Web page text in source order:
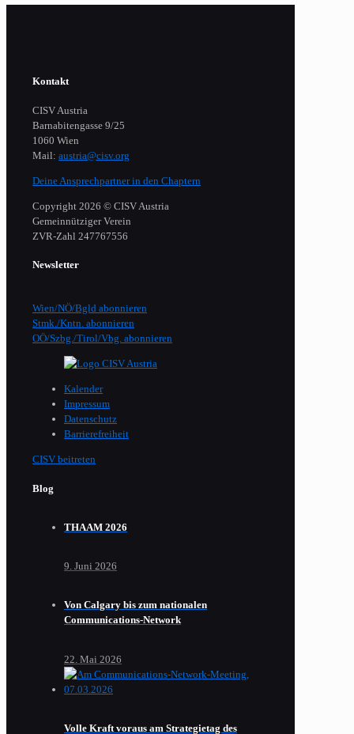
Kontakt
CISV Austria
Barnabitengasse 9/25
1060 Wien
Mail: austria@cisv.org
Deine Ansprechpartner in den Chaptern
Copyright 2026 © CISV Austria
Gemeinnütziger Verein
​ZVR-Zahl 247767556
Newsletter
Wien/NÖ/Bgld abonnieren
Stmk./Kntn. abonnieren
OÖ/Szbg./Tirol/Vbg. abonnieren
Kalender
Impressum
Datenschutz
Barrierefreiheit
CISV beitreten
Blog
THAAM 2026
9. Juni 2026
Von Calgary bis zum nationalen
Communications-Network
22. Mai 2026
Volle Kraft voraus am Strategietag des